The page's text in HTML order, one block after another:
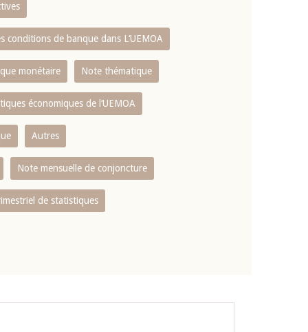
conditions de banque dans L‘UEMOA
monétaire Note thématique
économiques de l‘UEMOA
Autres
Note mensuelle de conjoncture
de statistiques